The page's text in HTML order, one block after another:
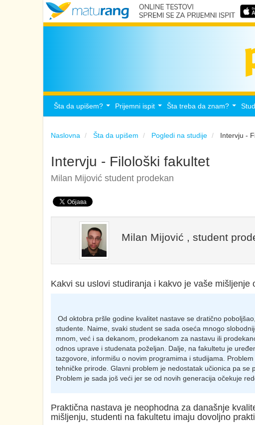
Šta da upišem? Prijemni ispit Šta treba da znam?
Naslovna Šta da upišem Pogledi na studije Intervju -
Intervju - Filološki fakultet
Milan Mijović student prodekan
Milan Mijović , student
Kakvi su uslovi studiranja i kakvo je vaše
Od oktobra pršle godine kvalitet nastave se dratično
studente. Naime, svaki student se sada oseća mnogo
mnom, već i sa dekanom, prodekanom za nastavu ili
odnos uprave i studenata poželjan. Dalje, na fakultetu je
tazgovore, informišu o novim programima i studijama.
tehničke prirode. Glavni problem je nedostatak učionica pa se
Problem je sada još veći jer se od novih generacija očekuje
Praktična nastava je neophodna za današnje
mišljenju, studenti na fakultetu imaju dovoljno